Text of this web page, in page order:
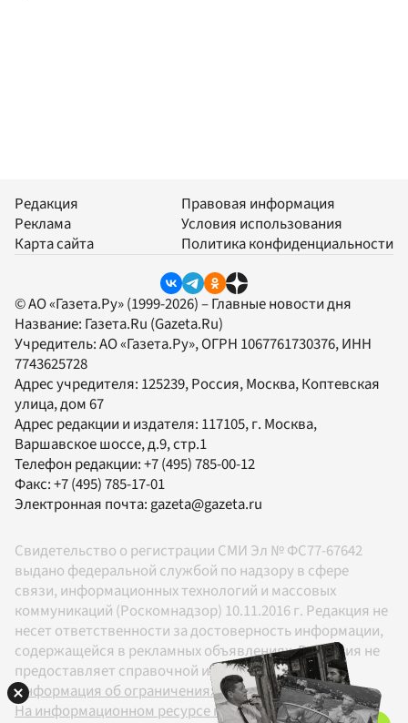
Редакция
Реклама
Карта сайта
Правовая информация
Условия использования
Политика конфиденциальности
© АО «Газета.Ру» (1999-2026) – Главные новости дня
Название: Газета.Ru (Gazeta.Ru)
Учредитель:АО «Газета.Ру», ОГРН 1067761730376, ИНН
7743625728
Адрес учредителя: 125239, Россия, Москва, Коптевская
улица, дом 67
Адрес редакции и издателя: 117105, г. Москва,
Варшавское шоссе, д.9, стр.1
Телефон редакции:+7 (495) 785-00-12
Факс:+7 (495) 785-17-01
Электронная почта:gazeta@gazeta.ru
Свидетельство о регистрации СМИ Эл № ФС77-67642
выдано федеральной службой по надзору в сфере
связи, информационных технологий и массовых
коммуникаций (Роскомнадзор) 10.11.2016 г. Редакция не
несет ответственности за достоверность информации,
содержащейся в рекламных объявлениях. Редакция не
предоставляет справочной информации.
Информация об ограничениях
На информационном ресурсе применяются